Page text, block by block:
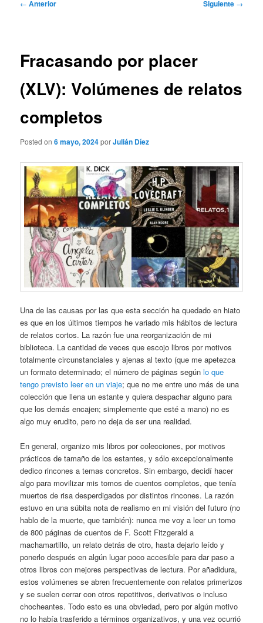
← Anterior Siguiente →
Fracasando por placer
(XLV): Volúmenes de relatos
completos
Posted on6 mayo, 2024porJulián Díez
Una de las causas por las que esta sección ha quedado en hiato
es que en los últimos tiempos he variado mis hábitos de lectura
de relatos cortos. La razón fue una reorganización de mi
biblioteca. La cantidad de veces que escojo libros por motivos
totalmente circunstanciales y ajenas al texto (que me apetezca
un formato determinado; el número de páginas segúnlo que
tengo previsto leer en un viaje; que no me entre uno más de una
colección que llena un estante y quiera despachar alguno para
que los demás encajen; simplemente que esté a mano) no es
algo muy erudito, pero no deja de ser una realidad.
En general, organizo mis libros por colecciones, por motivos
prácticos de tamaño de los estantes, y sólo excepcionalmente
dedico rincones a temas concretos. Sin embargo, decidí hacer
algo para movilizar mis tomos de cuentos completos, que tenía
muertos de risa desperdigados por distintos rincones. La razón
estuvo en una súbita nota de realismo en mi visión del futuro (no
hablo de la muerte, que también): nunca me voy a leer un tomo
de 800 páginas de cuentos de F. Scott Fitzgerald a
machamartillo, un relato detrás de otro, hasta dejarlo leído y
ponerlo después en algún lugar poco accesible para dar paso a
otros libros con mejores perspectivas de lectura. Por añadidura,
estos volúmenes se abren frecuentemente con relatos primerizos
y se suelen cerrar con otros repetitivos, derivativos o incluso
chocheantes. Todo esto es una obviedad, pero por algún motivo
no lo había trasferido a términos organizativos, y una vez ocurrió